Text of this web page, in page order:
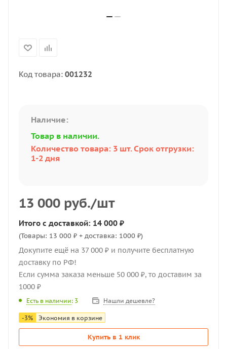
Код товара: 001232
Наличие:
Товар в наличии.
Количество товара: 3 шт. Срок отгрузки:
1-2 дня
13 000 руб./шт
Итого с доставкой: 14 000 ₽
(Товары: 13 000 ₽ + доставка: 1000 ₽)
Докупите ещё на 37 000 ₽ и получите бесплатную
доставку по РФ!
Если сумма заказа меньше 50 000 ₽, то доставим за
1000 ₽
Есть в наличии: 3 Нашли дешевле?
-3% Экономия в корзине
Купить в 1 клик